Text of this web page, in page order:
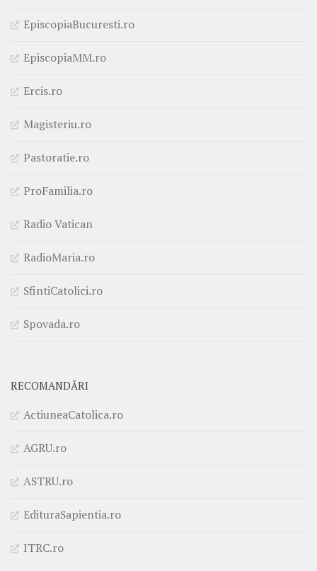
EpiscopiaBucuresti.ro
EpiscopiaMM.ro
Ercis.ro
Magisteriu.ro
Pastoratie.ro
ProFamilia.ro
Radio Vatican
RadioMaria.ro
SfintiCatolici.ro
Spovada.ro
RECOMANDĂRI
ActiuneaCatolica.ro
AGRU.ro
ASTRU.ro
EdituraSapientia.ro
ITRC.ro